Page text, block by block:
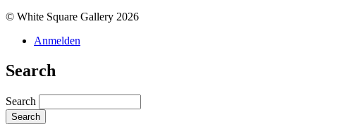
© White Square Gallery 2026
Anmelden
Search
Search